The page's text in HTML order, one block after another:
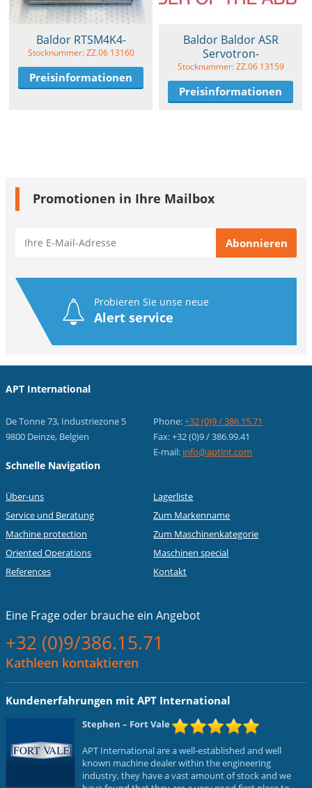
Baldor RTSM4K4-
Stocknummer: ZZ.06 13160
Preisinformationen
Baldor Baldor ASR
Servotron-
Stocknummer: ZZ.06 13159
Preisinformationen
Promotionen in Ihre Mailbox
Probieren Sie unse neue
Alert service
APT International
De Tonne 73, Industriezone 5
9800 Deinze, Belgien
Phone:+32 (0)9 / 386.15.71
Fax: +32 (0)9 / 386.99.41
E-mail: info@aptint.com
Schnelle Navigation
Über-uns
Service und Beratung
Machine protection
Oriented Operations
References
Lagerliste
Zum Markenname
Zum Maschinenkategorie
Maschinen special
Kontakt
Eine Frage oder brauche ein Angebot
+32 (0)9/386.15.71
Kathleen kontaktieren
Kundenerfahrungen mit APT International
Stephen – Fort Vale
APT International are a well-established and well
known machine dealer within the engineering
industry, they have a vast amount of stock and we